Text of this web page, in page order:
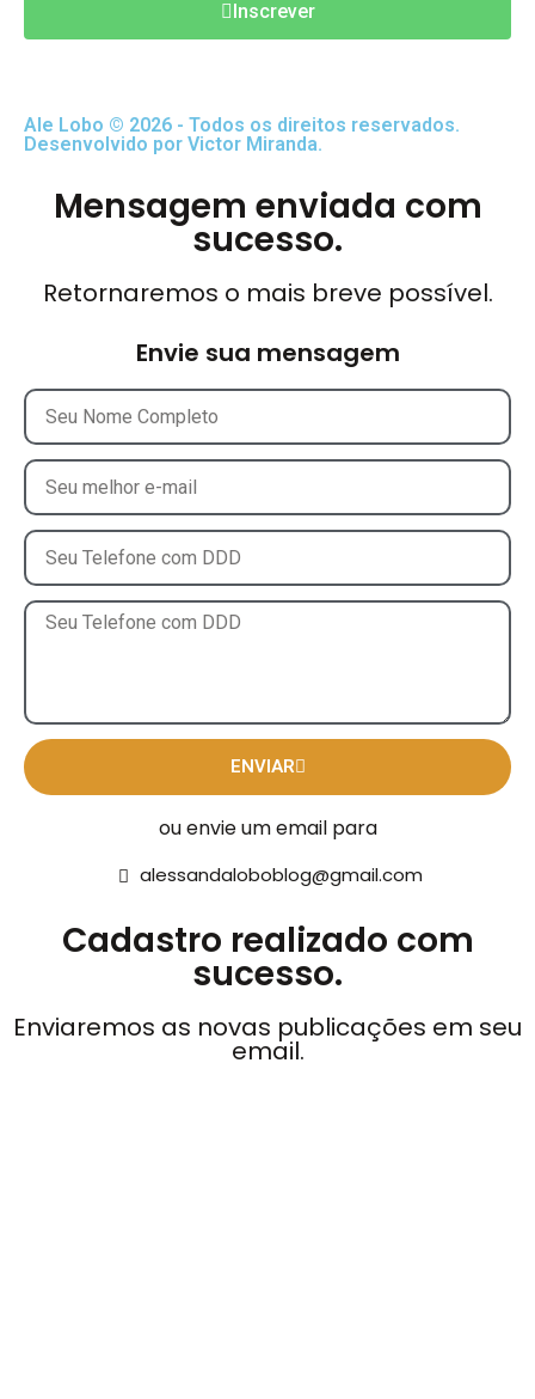
Inscrever
Ale Lobo © 2026 - Todos os direitos reservados.
Desenvolvido por Victor Miranda.
Mensagem enviada com
sucesso.
Retornaremos o mais breve possível.
Envie sua mensagem
ENVIAR
ou envie um email para
alessandaloboblog@gmail.com
Cadastro realizado com
sucesso.
Enviaremos as novas publicações em seu
email.